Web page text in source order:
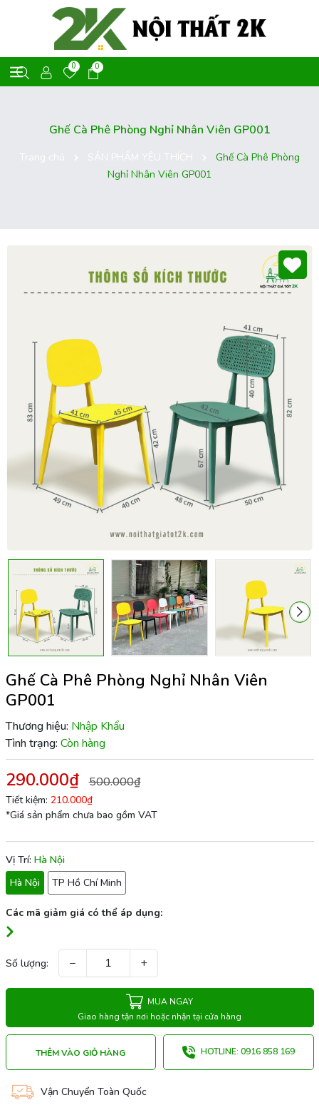
0 0
Ghế Cà Phê Phòng Nghỉ Nhân Viên GP001
Ghế Cà Phê Phòng
Nghỉ Nhân Viên GP001
Ghế Cà Phê Phòng Nghỉ Nhân Viên
GP001
Thương hiệu: Nhập Khẩu
Tình trạng: Còn hàng
290.000₫ 500.000₫
Tiết kiệm: 210.000₫
*Giá sản phẩm chưa bao gồm VAT
Vị Trí: Hà Nội
Hà Nội
TP Hồ Chí Minh
Các mã giảm giá có thể áp dụng:
Số lượng: − +
MUA NGAY
Giao hàng tận nơi hoặc nhận tại cửa hàng
THÊM VÀO GIỎ HÀNG HOTLINE: 0916 858 169
Vận Chuyển Toàn Quốc